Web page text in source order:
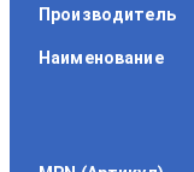
Производитель
Наименование